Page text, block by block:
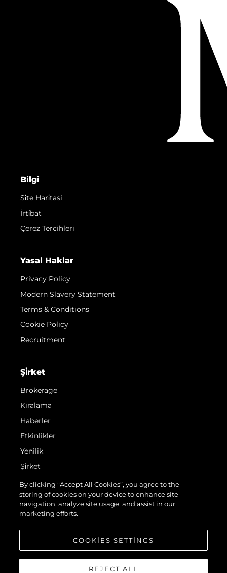
Bilgi
Si̇te Hari̇tasi
İrti̇bat
Çerez Tercihleri
Yasal Haklar
Privacy Policy
Modern Slavery Statement
Terms & Conditions
Cookie Policy
Recruitment
Şi̇rket
Brokerage
Kiralama
Haberler
Etkinlikler
Yenilik
Şi̇rket
Ekip
Yaşam Şekli̇
Mi̇ras
By clicking “Accept All Cookies”, you agree to the
storing of cookies on your device to enhance site
navigation, analyze site usage, and assist in our
marketing efforts.
COOKIES SETTINGS
REJECT ALL